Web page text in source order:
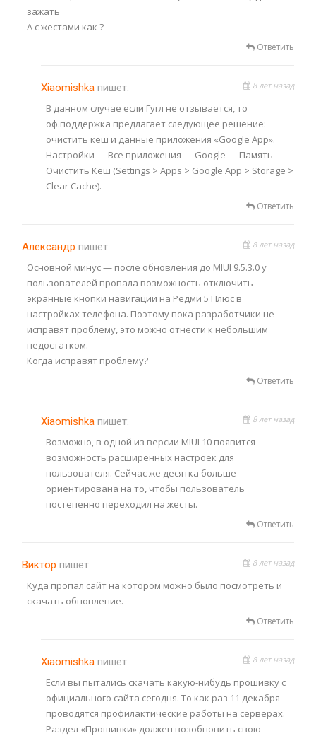
зажать
А с жестами как ?
Ответить
Xiaomishkaпишет: 8 лет назад
В данном случае если Гугл не отзывается, то
оф.поддержка предлагает следующее решение:
очистить кеш и данные приложения «Google App».
Настройки — Все приложения — Google — Память —
Очистить Кеш (Settings > Apps > Google App > Storage >
Clear Cache).
Ответить
Александр пишет: 8 лет назад
Основной минус — после обновления до MIUI 9.5.3.0 у
пользователей пропала возможность отключить
экранные кнопки навигации на Редми 5 Плюс в
настройках телефона. Поэтому пока разработчики не
исправят проблему, это можно отнести к небольшим
недостатком.
Когда исправят проблему?
Ответить
Xiaomishkaпишет: 8 лет назад
Возможно, в одной из версии MIUI 10 появится
возможность расширенных настроек для
пользователя. Сейчас же десятка больше
ориентирована на то, чтобы пользователь
постепенно переходил на жесты.
Ответить
Виктор пишет: 8 лет назад
Куда пропал сайт на котором можно было посмотреть и
скачать обновление.
Ответить
Xiaomishkaпишет: 8 лет назад
Если вы пытались скачать какую-нибудь прошивку с
официального сайта сегодня. То как раз 11 декабря
проводятся профилактические работы на серверах.
Раздел «Прошивки» должен возобновить свою